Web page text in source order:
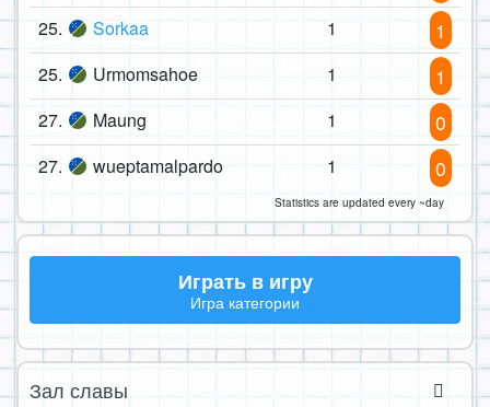
25. Sorkaa 1 1
25. Urmomsahoe 1 1
27. Maung 1 0
27. wueptamalpardo 1 0
Statistics are updated every ~day
Играть в игру
Игра категории
Зал славы